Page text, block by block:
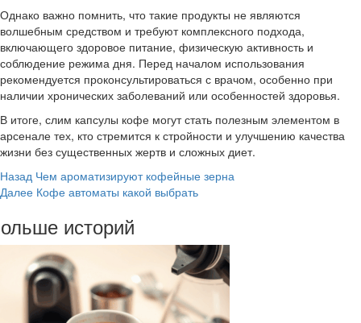
Однако важно помнить, что такие продукты не являются
волшебным средством и требуют комплексного подхода,
включающего здоровое питание, физическую активность и
соблюдение режима дня. Перед началом использования
рекомендуется проконсультироваться с врачом, особенно при
наличии хронических заболеваний или особенностей здоровья.
В итоге, слим капсулы кофе могут стать полезным элементом в
арсенале тех, кто стремится к стройности и улучшению качества
жизни без существенных жертв и сложных диет.
Post
Navigation
Назад Чем ароматизируют кофейные зерна
Далее Кофе автоматы какой выбрать
историй